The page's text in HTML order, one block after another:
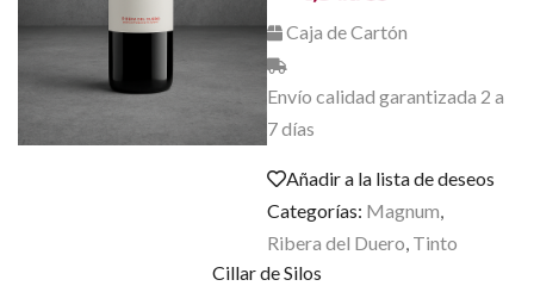
Caja de Cartón
Envío calidad garantizada 2 a
7 días
Añadir a la lista de deseos
Categorías: Magnum,
Ribera del Duero, Tinto
Cillar de Silos